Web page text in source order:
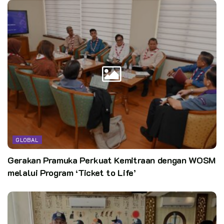
Pramuka masa bakti 2018-2023.
Kegiatan Temu ISJ Sulawesi Selatan tersebut dilaksanakan
dalam Perkemahan Sabtu dan Minggu (Persami) mulai tanggal
20 s.d 21 September 2025 di Bumi Perkemahan Simbang
Je’netaesa Kec. Simbang Kab. Maros, Sulawesi Selatan
Pewarta: Satria Jaya – Member of Indonesian Scout
Journalist Community Sulawesi Selatan #2190
Editor: pusdatin kwarnas
GLOBAL
Gerakan Pramuka Perkuat Kemitraan dengan WOSM
melalui Program ‘Ticket to Life’